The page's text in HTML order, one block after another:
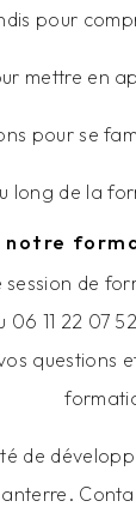
pour
mettre en
pour se
long de la
notre
de
11 22 07
questions
de